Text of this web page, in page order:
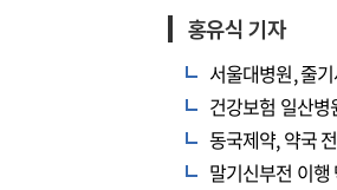
홍유식 기자
서울대병원, 줄
건강보험 일산
동국제약, 약국
말기신부전 이